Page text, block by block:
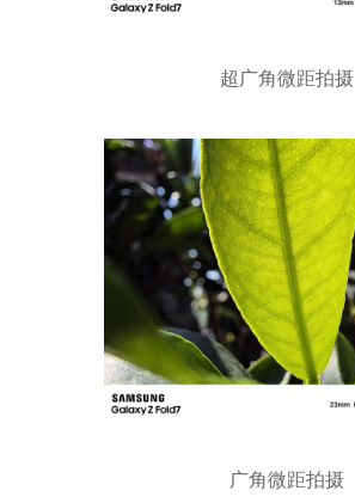
超广角微距拍摄
广角微距拍摄